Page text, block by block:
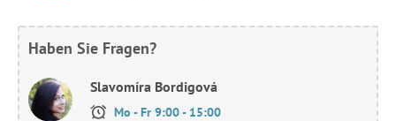
Haben Sie Fragen?
Slavomíra Bordigová
Mo - Fr 9:00 - 15:00